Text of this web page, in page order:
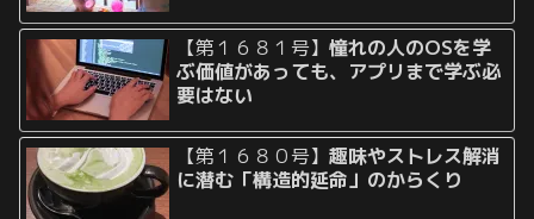
【第１６８１号】憧れの人のOSを学
ぶ価値があっても、アプリまで学ぶ必
要はない
【第１６８０号】趣味やストレス解消
に潜む「構造的延命」のからくり